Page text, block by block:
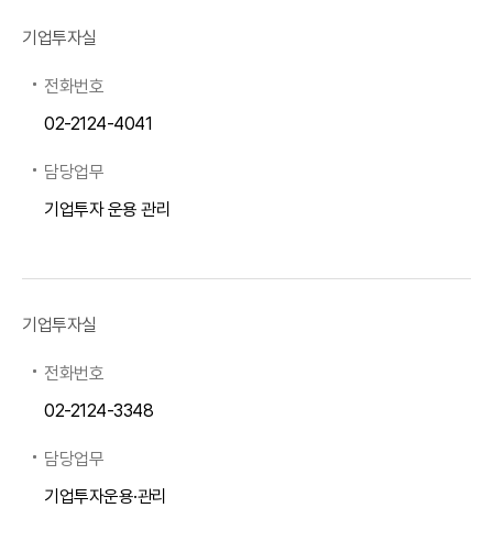
기업투자실
전화번호
02-2124-4041
담당업무
기업투자 운용 관리
기업투자실
전화번호
02-2124-3348
담당업무
기업투자운용·관리